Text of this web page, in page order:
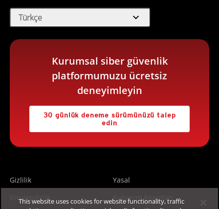
Türkçe expand_more
Kurumsal siber güvenlik
platformumuzu ücretsiz
deneyimleyin
30 günlük deneme sürümünüzü talep
edin
Gizlilik
Yasal
Erişilebilirlik
Kullanım Koşulları
This website uses cookies for website functionality, traffic